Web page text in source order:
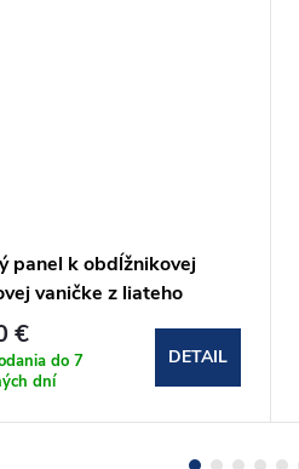
panel k obdĺžnikovej
vaničke z liateho
Sanovo LUNA
€
do 7
dní
DETAIL